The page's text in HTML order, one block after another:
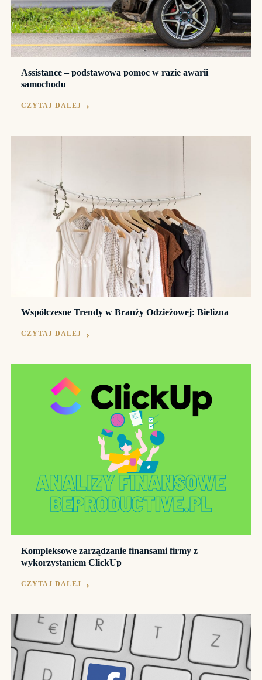
Assistance – podstawowa pomoc w razie awarii
samochodu
CZYTAJ DALEJ
Współczesne Trendy w Branży Odzieżowej: Bielizna
CZYTAJ DALEJ
Kompleksowe zarządzanie finansami firmy z
wykorzystaniem ClickUp
CZYTAJ DALEJ